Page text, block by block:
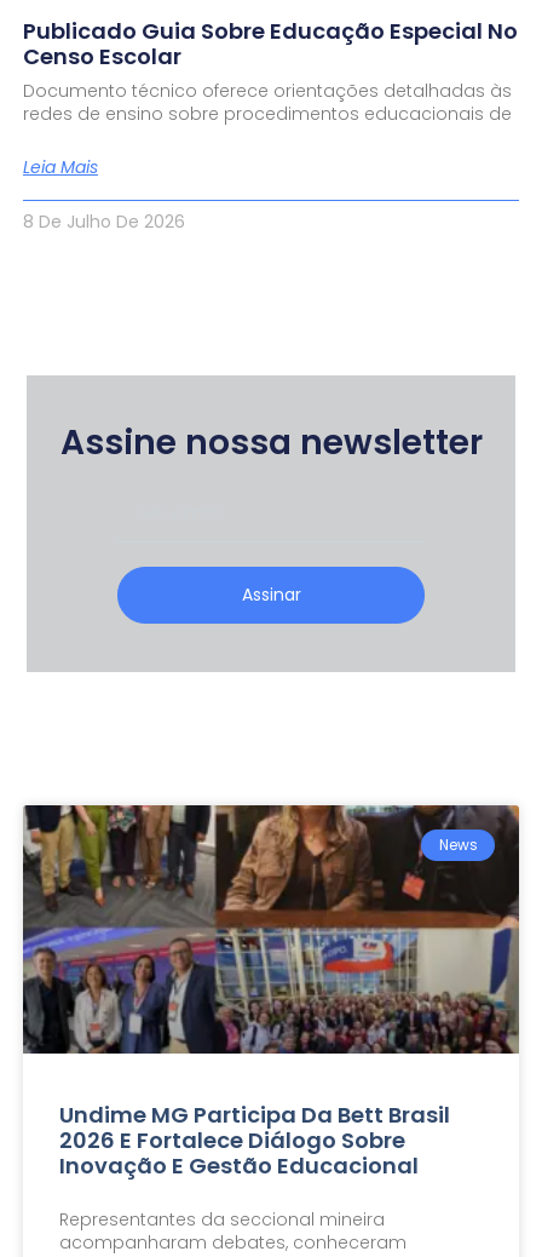
Publicado Guia Sobre Educação Especial No
Censo Escolar
Documento técnico oferece orientações detalhadas às
redes de ensino sobre procedimentos educacionais de
Leia Mais
8 De Julho De 2026
Assine nossa newsletter
Assinar
News
Undime MG Participa Da Bett Brasil
2026 E Fortalece Diálogo Sobre
Inovação E Gestão Educacional
Representantes da seccional mineira
acompanharam debates, conheceram